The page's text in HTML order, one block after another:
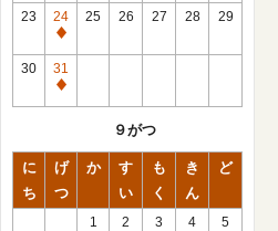
館
日
23
24
休
館
日
25 26 27 28 29
30
31
休
９がつ
に
ち
げ
つ
か
す
い
も
く
き
ん
ど
1 2 3 4 5